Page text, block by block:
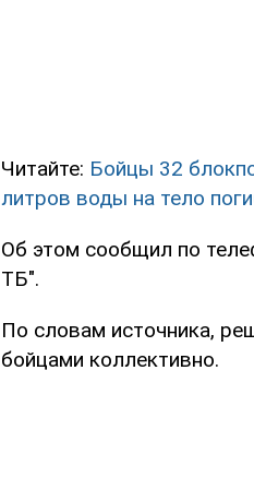
Читайте: Бойцы 32
литров воды на тело
Об этом сообщил по
ТБ".
По словам источника,
бойцами коллективно.